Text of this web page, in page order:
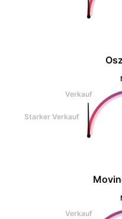
Verkauf
Starker Verkauf
Verkauf